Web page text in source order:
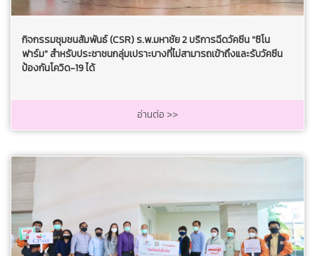
กิจกรรมชุมชนสัมพันธ์ (CSR) ร.พ.มหาชัย 2 บริการฉีดวัคซีน "ซิโน
ฟาร์ม" สำหรับประชาชนกลุ่มเปราะบางที่ไม่สามารถเข้าถึงและรับวัคซีน
ป้องกันโควิด-19 ได้
อ่านต่อ >>